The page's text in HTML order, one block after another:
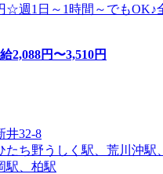
☆週1日～1時間～でもOK♪
2,088円〜3,510円
井32-8
たち野うしく駅、荒川沖駅
駅、柏駅